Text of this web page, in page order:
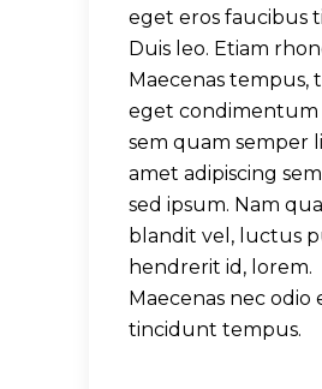
eget eros faucibus
Duis leo. Etiam
Maecenas tempus,
eget condimentum
sem quam semper
amet adipiscing
sed ipsum. Nam
blandit vel, luctus
hendrerit id, lorem.
Maecenas nec odio
tincidunt tempus.